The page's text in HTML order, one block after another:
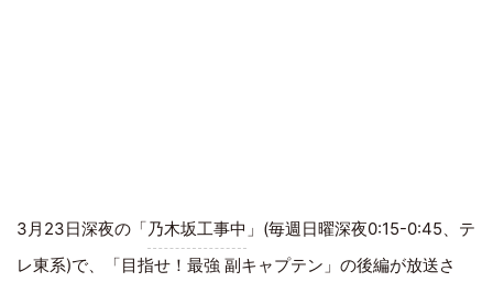
3月23日深夜の「乃木坂工事中 」(毎週日曜深夜0:15-0:45、テ
レ東系)で、「目指せ！最強 副キャプテン」の後編が放送さ